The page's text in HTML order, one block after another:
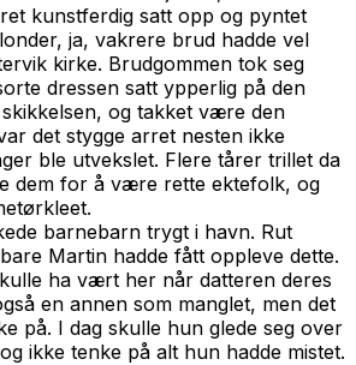
kunstferdig satt opp og pyntet
ja, vakrere brud hadde vel
kirke. Brudgommen tok seg
dressen satt ypperlig på den
og takket være den
det stygge arret nesten ikke
ble utvekslet. Flere tårer trillet da
dem for å være rette ektefolk, og
barnebarn trygt i havn. Rut
Martin hadde fått oppleve dette.
ha vært her når datteren deres
en annen som manglet, men det
på. I dag skulle hun glede seg over
ikke tenke på alt hun hadde mistet.